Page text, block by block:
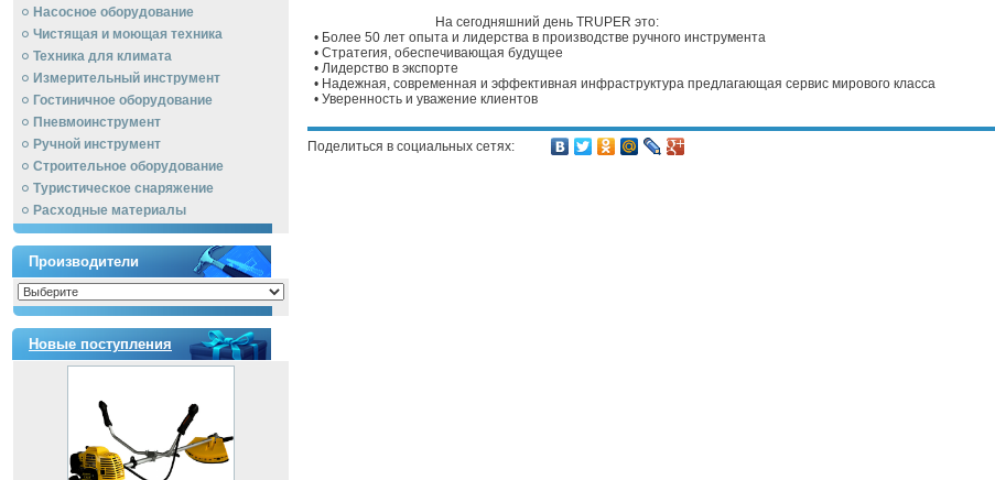
Насосное оборудование
Чистящая и моющая техника
Техника для климата
Измерительный инструмент
Гостиничное оборудование
Пневмоинструмент
Ручной инcтрумент
Строительное оборудование
Туристическое снаряжение
Расходные материалы
Производители
Новые поступления
На сегодняшний день TRUPER это:
• Более 50 лет опыта и лидерства в производстве ручного инструмента
• Стратегия, обеспечивающая будущее
• Лидерство в экспорте
• Надежная, современная и эффективная инфраструктура предлагающая сервис мирового класса
• Уверенность и уважение клиентов
Поделиться в социальных сетях: